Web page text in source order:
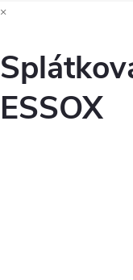
×
ESSOX